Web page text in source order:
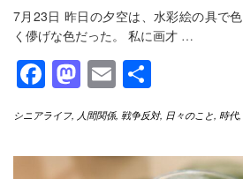
7月23日 昨日の夕空は、水彩絵の具で
く儚げな色だった。 私に画才 …
Facebook
Mastodon
Email
有
シニアライフ, 人間関係, 戦争反対, 日々のこと, 時代,